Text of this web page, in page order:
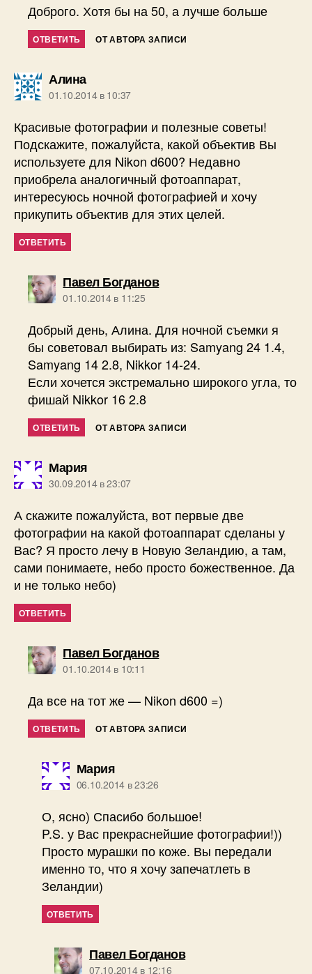
Доброго. Хотя бы на 50, а лучше больше
ОТВЕТИТЬ ОТ АВТОРА ЗАПИСИ
Алинапишет:
01.10.2014 в 10:37
Красивые фотографии и полезные советы!
Подскажите, пожалуйста, какой объектив Вы
используете для Nikon d600? Недавно
приобрела аналогичный фотоаппарат,
интересуюсь ночной фотографией и хочу
прикупить объектив для этих целей.
ОТВЕТИТЬ
Павел Богдановпишет:
01.10.2014 в 11:25
Добрый день, Алина. Для ночной съемки я
бы советовал выбирать из: Samyang 24 1.4,
Samyang 14 2.8, Nikkor 14-24.
Если хочется экстремально широкого угла, то
фишай Nikkor 16 2.8
ОТВЕТИТЬ ОТ АВТОРА ЗАПИСИ
Марияпишет:
30.09.2014 в 23:07
А скажите пожалуйста, вот первые две
фотографии на какой фотоаппарат сделаны у
Вас? Я просто лечу в Новую Зеландию, а там,
сами понимаете, небо просто божественное. Да
и не только небо)
ОТВЕТИТЬ
Павел Богдановпишет:
01.10.2014 в 10:11
Да все на тот же — Nikon d600 =)
ОТВЕТИТЬ ОТ АВТОРА ЗАПИСИ
Марияпишет:
06.10.2014 в 23:26
О, ясно) Спасибо большое!
P.S. у Вас прекраснейшие фотографии!))
Просто мурашки по коже. Вы передали
именно то, что я хочу запечатлеть в
Зеландии)
ОТВЕТИТЬ
Павел Богдановпишет:
07.10.2014 в 12:16